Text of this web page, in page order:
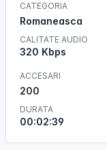
CATEGORIA
Romaneasca
CALITATE AUDIO
320 Kbps
ACCESARI
200
DURATA
00:02:39